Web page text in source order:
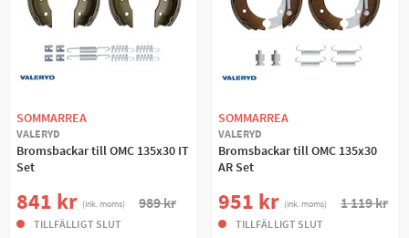
SOMMARREA
VALERYD
Bromsbackar till OMC 135x30 IT
Set
841 kr (ink. moms) 989 kr
TILLFÄLLIGT SLUT
SOMMARREA
VALERYD
Bromsbackar till OMC 135x30
AR Set
951 kr (ink. moms) 1 119 kr
TILLFÄLLIGT SLUT